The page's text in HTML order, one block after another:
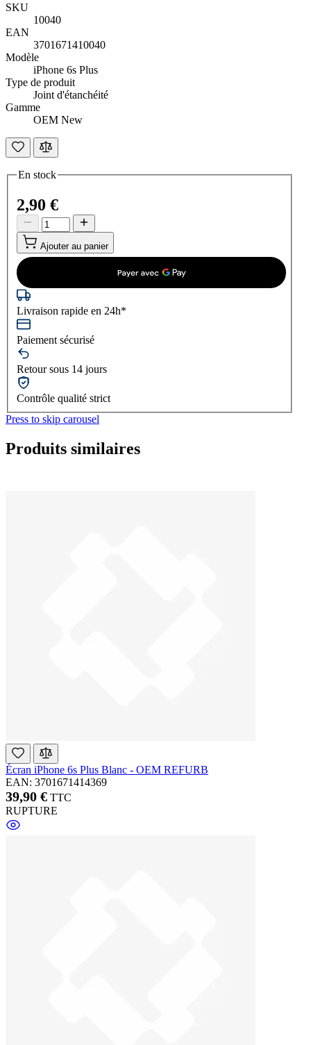
SKU
10040
EAN
3701671410040
Modèle
iPhone 6s Plus
Type de produit
Joint d'étanchéité
Gamme
OEM New
En stock
2,90 €
Ajouter au panier
Livraison rapide en 24h*
Paiement sécurisé
Retour sous 14 jours
Contrôle qualité strict
Press to skip carousel
Produits similaires
Écran iPhone 6s Plus Blanc - OEM REFURB
EAN: 3701671414369
39,90 € TTC
RUPTURE